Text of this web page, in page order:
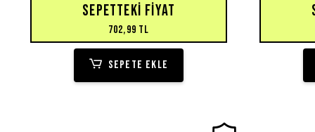
SEPETTEKI FIYAT
702,99 TL
SEPETE EKLE